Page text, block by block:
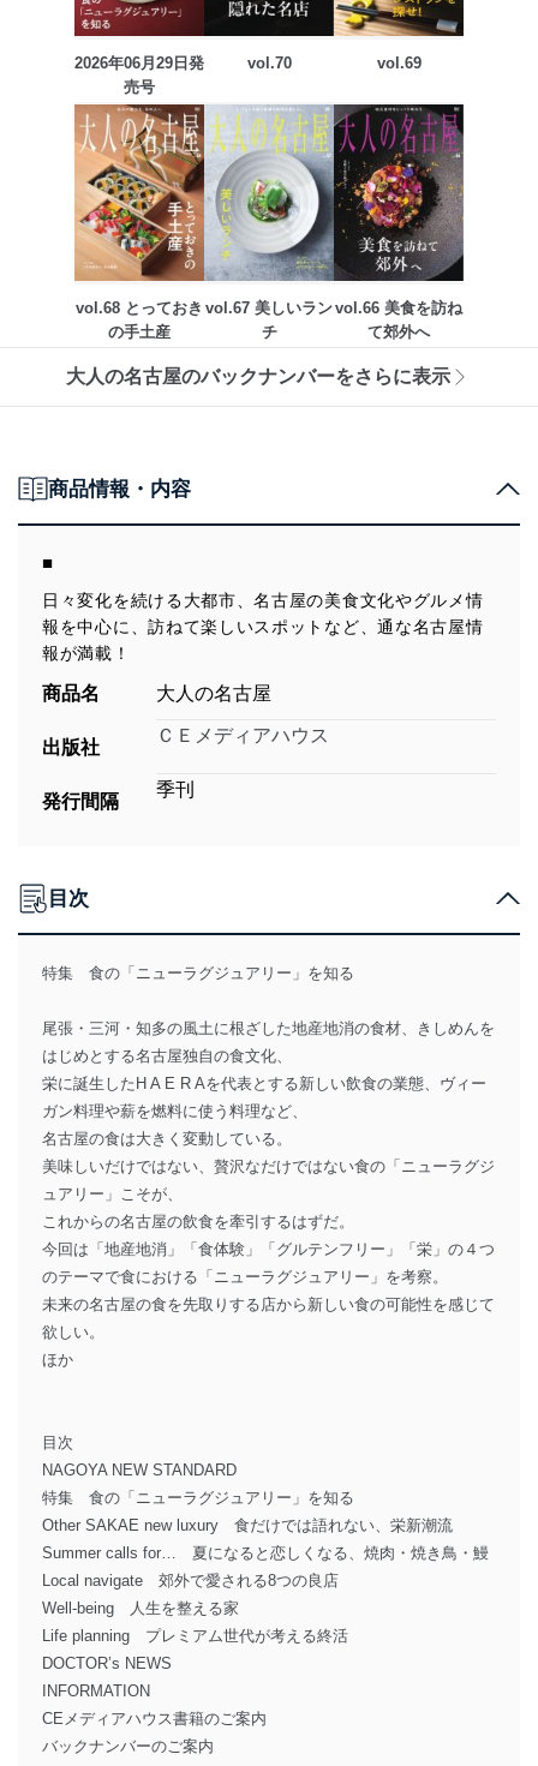
2026年06月29日発
売号
vol.70 vol.69
vol.68 とっておき
の手土産
vol.67 美しいラン
チ
vol.66 美食を訪ね
て郊外へ
大人の名古屋のバックナンバーをさらに表示
商品情報・内容
■
日々変化を続ける大都市、名古屋の美食文化やグルメ情
報を中心に、訪ねて楽しいスポットなど、通な名古屋情
報が満載！
商品名 大人の名古屋
出版社
ＣＥメディアハウス
発行間隔
季刊
目次
特集 食の「ニューラグジュアリー」を知る
尾張・三河・知多の風土に根ざした地産地消の食材、きしめんを
はじめとする名古屋独自の食文化、
栄に誕生したH A E R Aを代表とする新しい飲食の業態、ヴィー
ガン料理や薪を燃料に使う料理など、
名古屋の食は大きく変動している。
美味しいだけではない、贅沢なだけではない食の「ニューラグジ
ュアリー」こそが、
これからの名古屋の飲食を牽引するはずだ。
今回は「地産地消」「食体験」「グルテンフリー」「栄」の４つ
のテーマで食における「ニューラグジュアリー」を考察。
未来の名古屋の食を先取りする店から新しい食の可能性を感じて
欲しい。
ほか
目次
NAGOYA NEW STANDARD
特集 食の「ニューラグジュアリー」を知る
Other SAKAE new luxury 食だけでは語れない、栄新潮流
Summer calls for… 夏になると恋しくなる、焼肉・焼き鳥・鰻
Local navigate 郊外で愛される8つの良店
Well-being 人生を整える家
Life planning プレミアム世代が考える終活
DOCTOR’s NEWS
INFORMATION
CEメディアハウス書籍のご案内
バックナンバーのご案内